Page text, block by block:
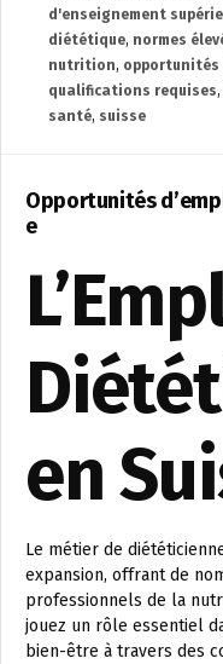
d'enseignement
diététique, normes
nutrition, opportunités
qualifications requises,
santé, suisse
Opportunités
e
en
Le métier de
expansion, offrant de
professionnels de la
jouez un rôle essentiel
bien-être à travers des